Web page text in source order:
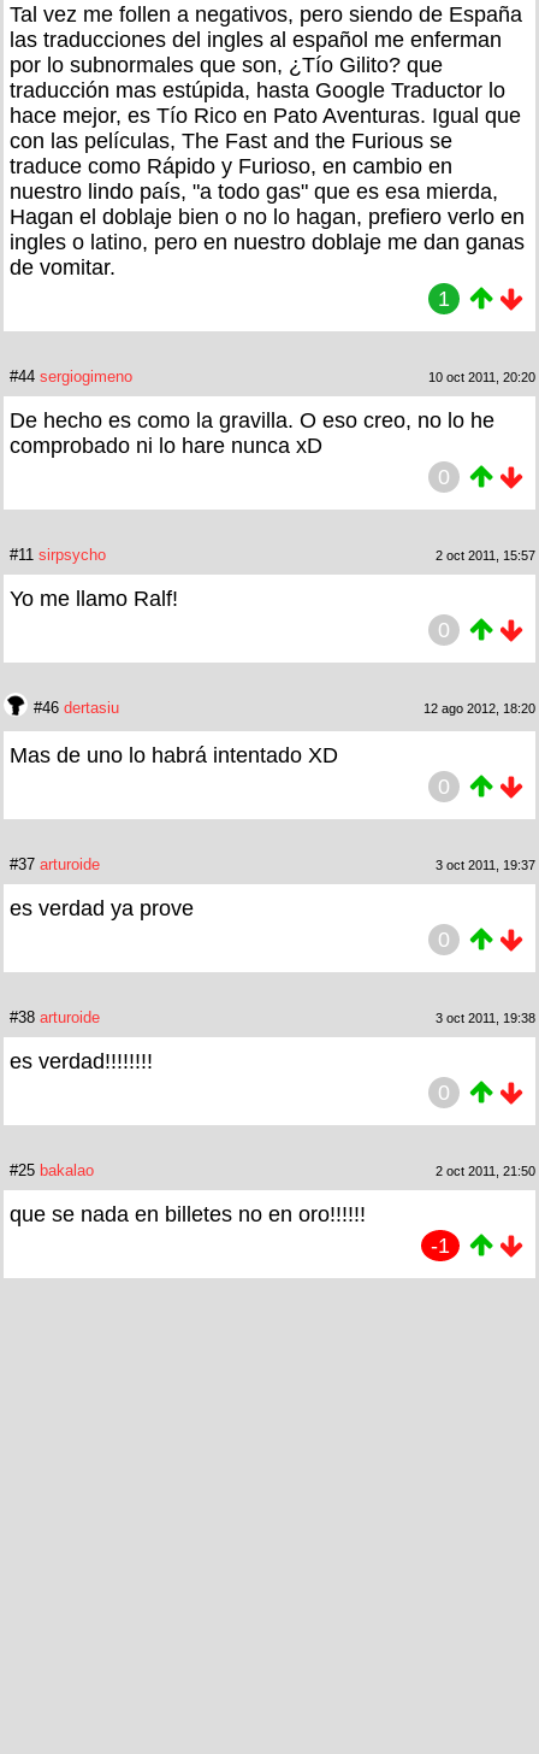
Tal vez me follen a negativos, pero siendo de España
las traducciones del ingles al español me enferman
por lo subnormales que son, ¿Tío Gilito? que
traducción mas estúpida, hasta Google Traductor lo
hace mejor, es Tío Rico en Pato Aventuras. Igual que
con las películas, The Fast and the Furious se
traduce como Rápido y Furioso, en cambio en
nuestro lindo país, "a todo gas" que es esa mierda,
Hagan el doblaje bien o no lo hagan, prefiero verlo en
ingles o latino, pero en nuestro doblaje me dan ganas
de vomitar.
1
#44 sergiogimeno 10 oct 2011, 20:20
De hecho es como la gravilla. O eso creo, no lo he
comprobado ni lo hare nunca xD
0
#11 sirpsycho 2 oct 2011, 15:57
Yo me llamo Ralf!
0
#46 dertasiu 12 ago 2012, 18:20
Mas de uno lo habrá intentado XD
0
#37 arturoide 3 oct 2011, 19:37
es verdad ya prove
0
#38 arturoide 3 oct 2011, 19:38
es verdad!!!!!!!!
0
#25 bakalao 2 oct 2011, 21:50
que se nada en billetes no en oro!!!!!!
-1